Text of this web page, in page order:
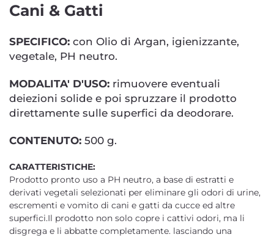
Cani & Gatti
SPECIFICO: con Olio di Argan, igienizzante,
vegetale, PH neutro.
MODALITA' D'USO: rimuovere eventuali
deiezioni solide e poi spruzzare il prodotto
direttamente sulle superfici da deodorare.
CONTENUTO: 500 g.
CARATTERISTICHE:
Prodotto pronto uso a PH neutro, a base di estratti e
derivati vegetali selezionati per eliminare gli odori di urine,
escrementi e vomito di cani e gatti da cucce ed altre
superfici.Il prodotto non solo copre i cattivi odori, ma li
disgrega e li abbatte completamente. lasciando una